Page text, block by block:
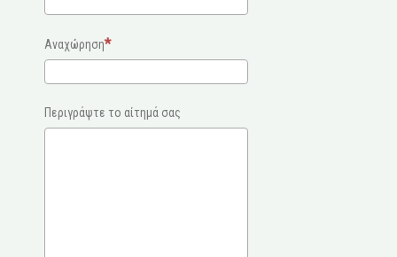
Αναχώρηση
Περιγράψτε το αίτημά σας